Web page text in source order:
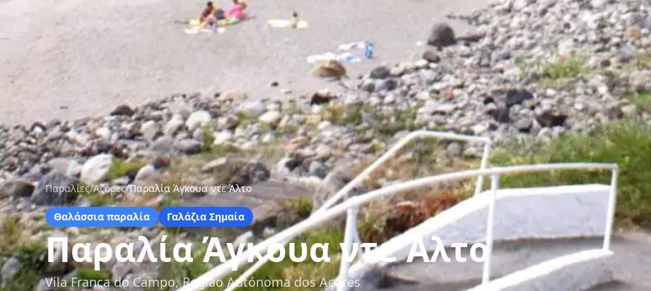
Παραλίες/Αζόρες/Παραλία Άγκουα ντε Άλτο
Θαλάσσια παραλία Γαλάζια Σημαία
Παραλία Άγκουα ντε Άλτο
Vila Franca do Campo, Região Autónoma dos Açores